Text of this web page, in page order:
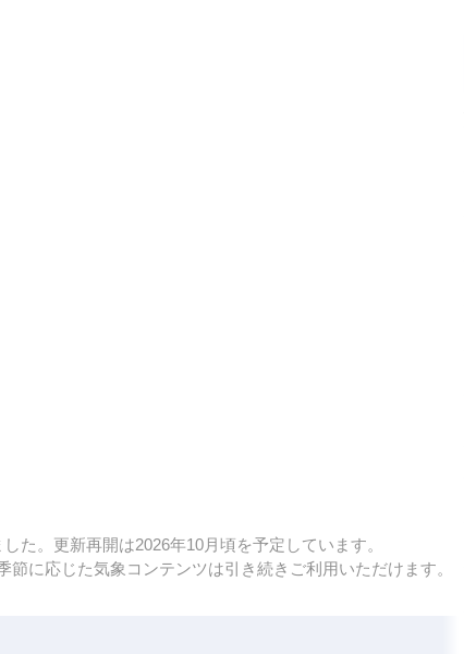
た。更新再開は2026年10月頃を予定しています。
に応じた気象コンテンツは引き続きご利用いただけます。